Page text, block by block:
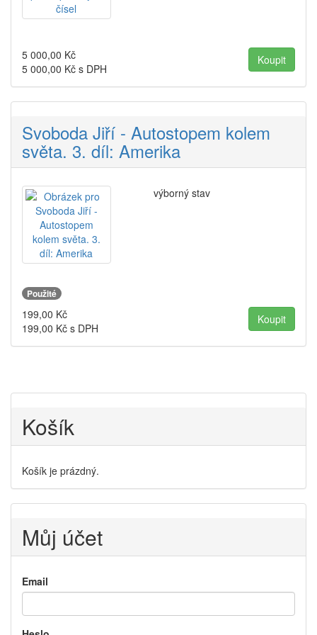
5 000,00 Kč
5 000,00 Kč s DPH
Svoboda Jiří - Autostopem kolem
světa. 3. díl: Amerika
výborný stav
Použité
199,00 Kč
199,00 Kč s DPH
Košík
Košík je prázdný.
Můj účet
Email